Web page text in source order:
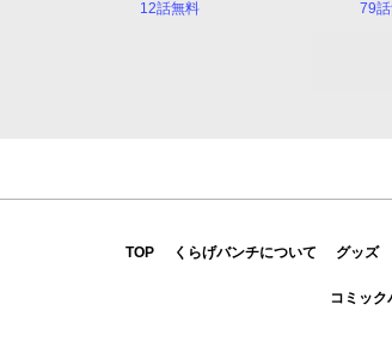
12話無料
79
TOP くらげバンチについて グッズ
コミッ